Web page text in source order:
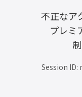
不正なア
プレミ
Session